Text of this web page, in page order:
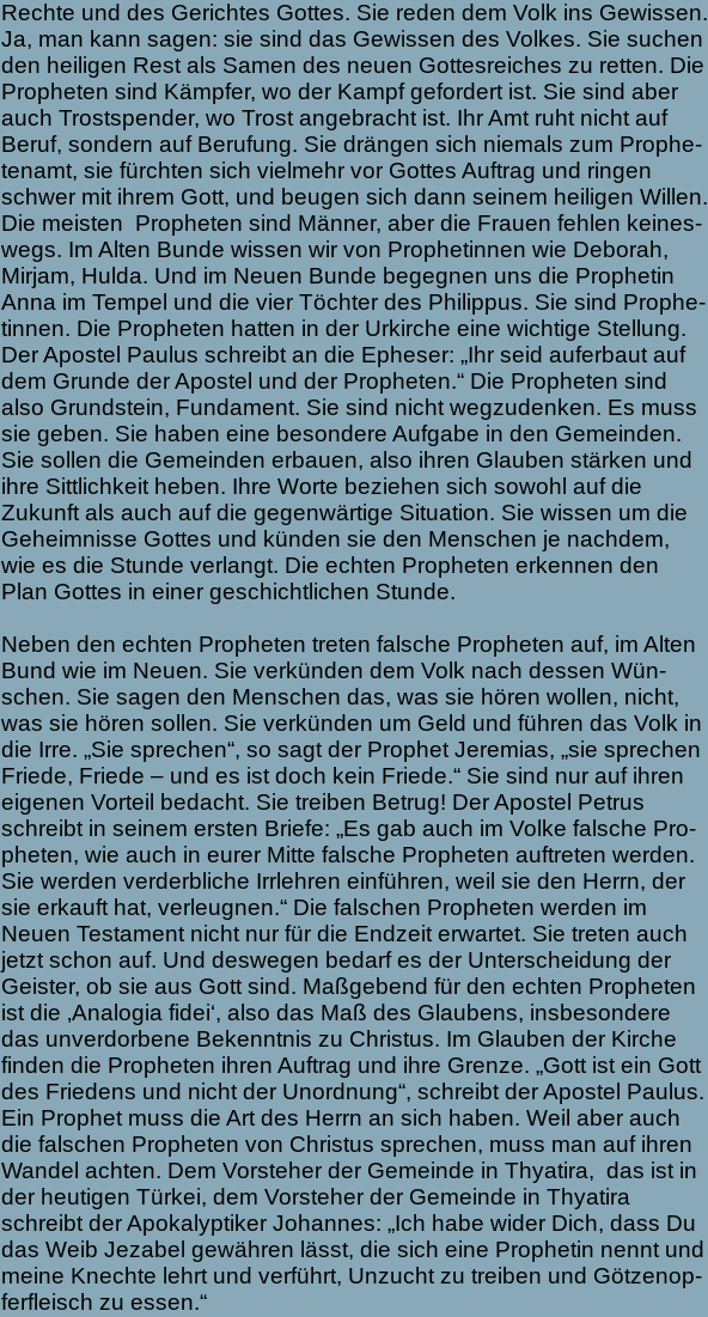
Rechte und des Gerich­tes Got­tes. Sie reden dem Volk ins Gewis­sen.
Ja, man kann sagen: sie sind das Gewis­sen des Volkes. Sie suchen
den hei­li­gen Rest als Samen des neuen Got­tes­rei­ches zu ret­ten. Die
Pro­phe­ten sind Kämp­fer, wo der Kampf gefor­dert ist. Sie sind aber
auch Trost­spen­der, wo Trost ange­bracht ist. Ihr Amt ruht nicht auf
Beruf, son­dern auf Beru­fung. Sie drän­gen sich nie­mals zum Pro­phe­
ten­amt, sie fürch­ten sich viel­mehr vor Got­tes Auf­trag und rin­gen
schwer mit ihrem Gott, und beu­gen sich dann sei­nem hei­li­gen Wil­len.
Die meis­ten Pro­phe­ten sind Män­ner, aber die Frauen feh­len kei­nes­
wegs. Im Alten Bunde wis­sen wir von Pro­phe­tin­nen wie Debo­rah,
Mir­jam, Hulda. Und im Neuen Bunde begeg­nen uns die Pro­phe­tin
Anna im Tem­pel und die vier Töch­ter des Phil­ip­pus. Sie sind Pro­phe­
tin­nen. Die Pro­phe­ten hat­ten in der Urkir­che eine wich­tige Stel­lung.
Der Apos­tel Pau­lus schreibt an die Ephe­ser: „Ihr seid auf­er­baut auf
dem Grunde der Apos­tel und der Pro­phe­ten.“ Die Pro­phe­ten sind
also Grund­stein, Fun­da­ment. Sie sind nicht weg­zu­den­ken. Es muss
sie geben. Sie haben eine beson­dere Auf­gabe in den Gemein­den.
Sie sol­len die Gemein­den erbauen, also ihren Glau­ben stär­ken und
ihre Sitt­lich­keit heben. Ihre Worte bezie­hen sich sowohl auf die
Zukunft als auch auf die gegen­wär­tige Situa­tion. Sie wis­sen um die
Geheim­nisse Got­tes und kün­den sie den Men­schen je nach­dem,
wie es die Stunde ver­langt. Die ech­ten Pro­phe­ten erken­nen den
Plan Got­tes in einer geschicht­li­chen Stunde.
Neben den ech­ten Pro­phe­ten tre­ten fal­sche Pro­phe­ten auf, im Alten
Bund wie im Neuen. Sie ver­kün­den dem Volk nach des­sen Wün­
schen. Sie sagen den Men­schen das, was sie hören wol­len, nicht,
was sie hören sol­len. Sie ver­kün­den um Geld und füh­ren das Volk in
die Irre. „Sie spre­chen“, so sagt der Pro­phet Jere­mias, „sie spre­chen
Friede, Friede – und es ist doch kein Friede.“ Sie sind nur auf ihren
eige­nen Vor­teil bedacht. Sie trei­ben Betrug! Der Apos­tel Petrus
schreibt in sei­nem ers­ten Briefe: „Es gab auch im Volke fal­sche Pro­
phe­ten, wie auch in eurer Mitte fal­sche Pro­phe­ten auf­tre­ten wer­den.
Sie wer­den ver­derb­li­che Irr­leh­ren ein­füh­ren, weil sie den Herrn, der
sie erkauft hat, ver­leug­nen.“ Die fal­schen Pro­phe­ten wer­den im
Neuen Tes­ta­ment nicht nur für die End­zeit erwar­tet. Sie tre­ten auch
jetzt schon auf. Und des­we­gen bedarf es der Unter­schei­dung der
Geis­ter, ob sie aus Gott sind. Maß­ge­bend für den ech­ten Pro­phe­ten
ist die ‚Ana­lo­gia fidei‘, also das Maß des Glau­bens, ins­be­son­dere
das unver­dor­bene Bekennt­nis zu Chris­tus. Im Glau­ben der Kir­che
fin­den die Pro­phe­ten ihren Auf­trag und ihre Grenze. „Gott ist ein Gott
des Frie­dens und nicht der Unord­nung“, schreibt der Apos­tel Pau­lus.
Ein Pro­phet muss die Art des Herrn an sich haben. Weil aber auch
die fal­schen Pro­phe­ten von Chris­tus spre­chen, muss man auf ihren
Wan­del ach­ten. Dem Vor­ste­her der Gemeinde in Thya­tira, das ist in
der heu­ti­gen Tür­kei, dem Vor­ste­her der Gemeinde in Thya­tira
schreibt der Apo­ka­lyp­ti­ker Johan­nes: „Ich habe wider Dich, dass Du
das Weib Jez­a­bel gewäh­ren lässt, die sich eine Pro­phe­tin nennt und
meine Knechte lehrt und ver­führt, Unzucht zu trei­ben und Göt­zen­op­
fer­fleisch zu essen.“